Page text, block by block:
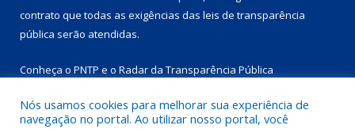
contrato que todas as exigências das leis de transparência
pública serão atendidas.
Conheça o PNTP e o Radar da Transparência Pública
Nós usamos cookies para melhorar sua experiência de
navegação no portal. Ao utilizar nosso portal, você